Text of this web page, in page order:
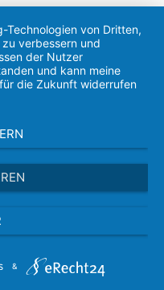
Technologien von Dritten,
verbessern und
der Nutzer
und kann meine
die Zukunft widerrufen
&